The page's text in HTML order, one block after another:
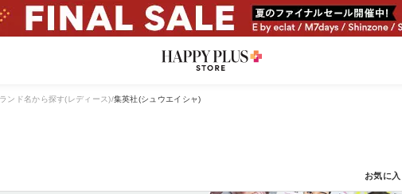
ンド名から探す(レディース) 集英社(シュウエイシャ)